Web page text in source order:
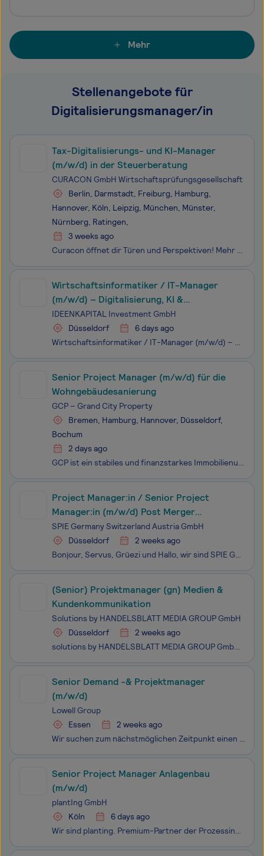
Mehr
Stellenangebote für
Digitalisierungsmanager/in
Tax-Digitalisierungs- und KI-Manager
(m/w/d) in der Steuerberatung
CURACON GmbH Wirtschaftsprüfungsgesellschaft
Berlin, Darmstadt, Freiburg, Hamburg,
Hannover, Köln, Leipzig, München, Münster,
Nürnberg, Ratingen,
3 weeks ago
Curacon öffnet dir Türen und Perspektiven! Mehr als 550 hochqualifizierte Mitarbeiterinnen und Mitarbeiter, 14 Standorte, eine der 20 größten Prüfungsgesellschaften Deutschlands und Top 3 in der Branche Gesundheits- und Sozialwirtschaft. Was uns aber vor allem auszeichnet: WIR SIND TEAM CURACON. W
Wirtschaftsinformatiker / IT-Manager
(m/w/d) – Digitalisierung, KI &
Anwendungsentwicklung im
Fondsmanagement
IDEENKAPITAL Investment GmbH
Düsseldorf
6 days ago
Wirtschaftsinformatiker / IT-Manager (m/w/d) – Digitalisierung, KI & Anwendungsentwicklung im Fondsmanagement Standort: Düsseldorf | Vollzeit | Eintritt: Zum nächstmöglichen Zeitpunkt Gestalten Sie die digitale Zukunft eines etablierten Fondsmanagers Die Ideenkapital-
Senior Project Manager (m/w/d) für die
Wohngebäudesanierung
GCP – Grand City Property
Bremen, Hamburg, Hannover, Düsseldorf,
Bochum
2 days ago
GCP ist ein stabiles und finanz­starkes Immo­bilien­unter­nehmen mit Fokus auf Wohn­immobilien. Seit über einem Jahr­zehnt bewirt­schaften wir viele tausend Wohnungen im eigenen Bestand in allen Fach­bereichen der Wert­schöpfungs­kette. Gemäß unserem Leitsatz "Bei uns in guten Wänden" verbessern wir
Project Manager:in / Senior Project
Manager:in (m/w/d) Post Merger
Integration (PMI)
SPIE Germany Switzerland Austria GmbH
Düsseldorf
2 weeks ago
Bonjour, Servus, Grüezi und Hallo, wir sind SPIE Germany Switzerland Austria. Wir - das sind 20.000 Technikbegeisterte an 250 Standorten in Deutschland, der Schweiz, Österreich und darüber hinaus, die sich gemeinsam mit unseren Kunden für eine klimafreundliche und digitale Zukunft stark machen. Mit
(Senior) Projektmanager (gn) Medien &
Kundenkommunikation
Solutions by HANDELSBLATT MEDIA GROUP GmbH
Düsseldorf
2 weeks ago
solutions by HANDELSBLATT MEDIA GROUP GmbH liefert wirkungsvolle und innovative Kommunikations- und Vermarktungslösungen für Premiumkund:innen. Wir sind eine der führenden Vermarktungsorganisationen im deutschsprachigen Raum. Unsere Kund:innen sind Dax-Konzerne sowie führende mittelständische U
Senior Demand -& Projektmanager
(m/w/d)
Lowell Group
Essen
2 weeks ago
Wir suchen zum nächstmöglichen Zeitpunkt einen Senior Demand -& Projektmanager (m/w/d) für unseren Standort in Essen.
Senior Project Manager Anlagenbau
(m/w/d)
plantIng GmbH
Köln
6 days ago
Wir sind planting. Premium-Partner der Prozessindustrie. Wir unterstützen unsere Kunden sowohl in Projekten, in der betriebsnahen Planung als auch im technischen Consulting. Unsere Aufgaben sind anspruchsvoll, unser Leistungs- und Branchenspektrum breit: von der Idee bis zur Inbetriebnahme und darüb